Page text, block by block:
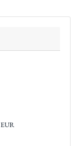
EUR